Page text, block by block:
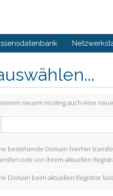
neuem Hosting auch eine
bestehende Domain hierher
von Ihrem aktuellen
Domain beim aktuellen Registrar